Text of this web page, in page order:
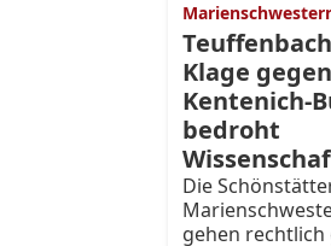
Klage gegen
Kentenich-
bedroht
Die
gehen rechtlich